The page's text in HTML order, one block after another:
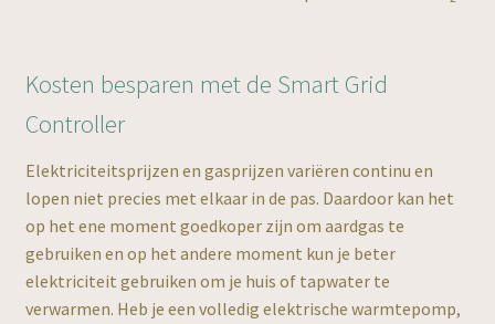
Kosten besparen met de Smart Grid
Controller
Elektriciteitsprijzen en gasprijzen variëren continu en
lopen niet precies met elkaar in de pas. Daardoor kan het
op het ene moment goedkoper zijn om aardgas te
gebruiken en op het andere moment kun je beter
elektriciteit gebruiken om je huis of tapwater te
verwarmen. Heb je een volledig elektrische warmtepomp,